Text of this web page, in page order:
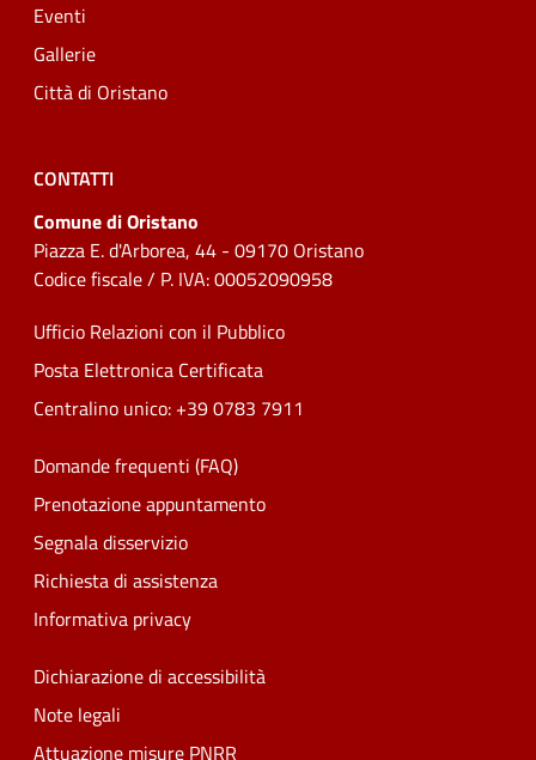
Eventi
Gallerie
Città di Oristano
CONTATTI
Comune di Oristano
Piazza E. d'Arborea, 44 - 09170 Oristano
Codice fiscale / P. IVA: 00052090958
Ufficio Relazioni con il Pubblico
Posta Elettronica Certificata
Centralino unico: +39 0783 7911
Domande frequenti (FAQ)
Prenotazione appuntamento
Segnala disservizio
Richiesta di assistenza
Informativa privacy
Dichiarazione di accessibilità
Note legali
Attuazione misure PNRR